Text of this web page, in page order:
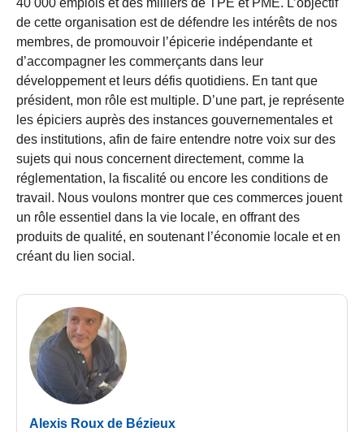
40 000 emplois et des milliers de TPE et PME. L’objectif
de cette organisation est de défendre les intérêts de nos
membres, de promouvoir l’épicerie indépendante et
d’accompagner les commerçants dans leur
développement et leurs défis quotidiens. En tant que
président, mon rôle est multiple. D’une part, je représente
les épiciers auprès des instances gouvernementales et
des institutions, afin de faire entendre notre voix sur des
sujets qui nous concernent directement, comme la
réglementation, la fiscalité ou encore les conditions de
travail. Nous voulons montrer que ces commerces jouent
un rôle essentiel dans la vie locale, en offrant des
produits de qualité, en soutenant l’économie locale et en
créant du lien social.
Alexis Roux de Bézieux